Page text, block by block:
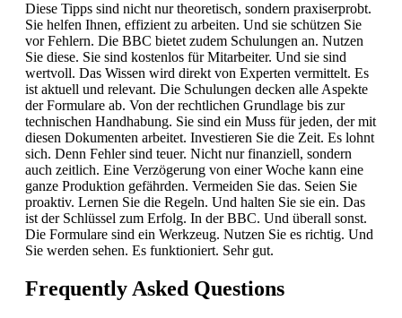
Diese Tipps sind nicht nur theoretisch, sondern praxiserprobt.
Sie helfen Ihnen, effizient zu arbeiten. Und sie schützen Sie
vor Fehlern. Die BBC bietet zudem Schulungen an. Nutzen
Sie diese. Sie sind kostenlos für Mitarbeiter. Und sie sind
wertvoll. Das Wissen wird direkt von Experten vermittelt. Es
ist aktuell und relevant. Die Schulungen decken alle Aspekte
der Formulare ab. Von der rechtlichen Grundlage bis zur
technischen Handhabung. Sie sind ein Muss für jeden, der mit
diesen Dokumenten arbeitet. Investieren Sie die Zeit. Es lohnt
sich. Denn Fehler sind teuer. Nicht nur finanziell, sondern
auch zeitlich. Eine Verzögerung von einer Woche kann eine
ganze Produktion gefährden. Vermeiden Sie das. Seien Sie
proaktiv. Lernen Sie die Regeln. Und halten Sie sie ein. Das
ist der Schlüssel zum Erfolg. In der BBC. Und überall sonst.
Die Formulare sind ein Werkzeug. Nutzen Sie es richtig. Und
Sie werden sehen. Es funktioniert. Sehr gut.
Frequently Asked Questions